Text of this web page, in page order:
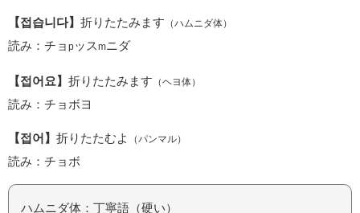
【접습니다】 折りたたみます （ハムニダ体）
読み：チョ pッスmニダ
【접어요】 折りたたみます （ヘヨ体）
読み：チョボヨ
【접어】 折りたたむよ （パンマル）
読み：チョボ
ハムニダ体：丁寧語（硬い）